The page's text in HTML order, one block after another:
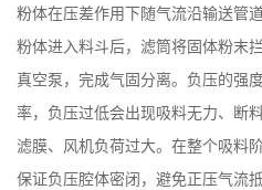
粉体在压差作用下随气流沿输送管
粉体进入料斗后，滤筒将固体粉末
真空泵，完成气固分离。负压的强
率，负压过低会出现吸料无力、断
滤膜、风机负荷过大。在整个吸料
保证负压腔体密闭，避免正压气流